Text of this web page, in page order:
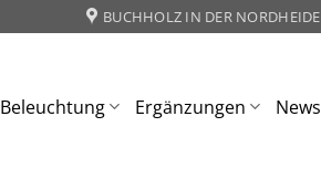
BUCHHOLZ IN DER NORDHEIDE
Beleuchtung Ergänzungen News